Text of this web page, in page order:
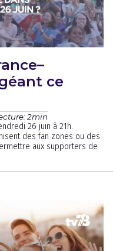
ce
2min
26 juin à 21h.
des fan zones ou des
aux supporters de